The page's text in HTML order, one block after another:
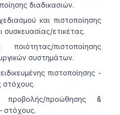
διαδικασιών.
και πιστοποίησης
συσκευασίας/ετικέτας.
ποιότητας/πιστοποίησης
συστημάτων.
πιστοποίησης -
στόχους.
προβολής/προώθησης &
στόχους.